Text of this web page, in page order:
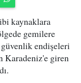
kaynaklara
gemilere
güvenlik endişeleri
Karadeniz'e giren